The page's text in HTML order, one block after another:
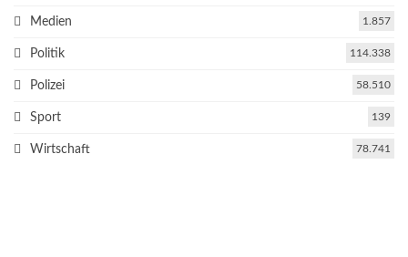
Medien 1.857
Politik 114.338
Polizei 58.510
Sport 139
Wirtschaft 78.741